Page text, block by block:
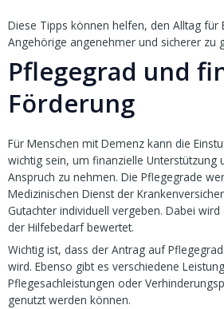
Diese Tipps können helfen, den Alltag für
Angehörige angenehmer und sicherer zu
Pflegegrad und
Förderung
Für Menschen mit Demenz kann die
wichtig sein, um finanzielle Unterstützung
Anspruch zu nehmen. Die Pflegegrade
Medizinischen Dienst der
Gutachter individuell vergeben. Dabei
der Hilfebedarf bewertet.
Wichtig ist, dass der Antrag auf
wird. Ebenso gibt es verschiedene
Pflegesachleistungen oder
genutzt werden können.